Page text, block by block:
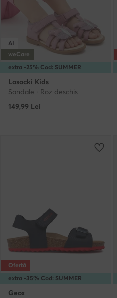
extra -25% Cod: SUMMER
AI
weCare
Lasocki Kids
Sandale · Roz deschis
149,99 Lei
extra -35% Cod: SUMMER
Ofertă
Geox